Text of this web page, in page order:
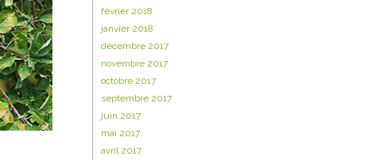
février 2018
janvier 2018
décembre 2017
novembre 2017
octobre 2017
septembre 2017
juin 2017
mai 2017
avril 2017